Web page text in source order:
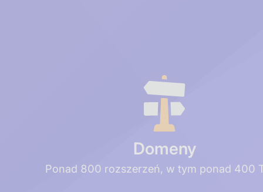
Domeny
Ponad 800 rozszerzeń, w tym ponad 400